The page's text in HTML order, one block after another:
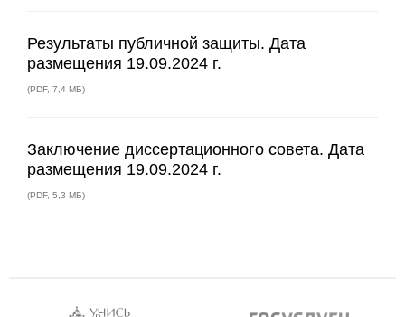
Результаты публичной защиты. Дата
размещения 19.09.2024 г.
(PDF, 7,4 МБ)
Заключение диссертационного совета. Дата
размещения 19.09.2024 г.
(PDF, 5,3 МБ)